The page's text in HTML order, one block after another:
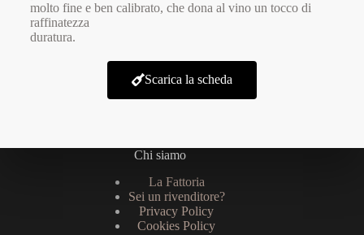
molto fine e ben calibrato, che dona al vino un tocco di
raffinatezza
duratura.
Scarica la scheda
Chi siamo
La Fattoria
Sei un rivenditore?
Privacy Policy
Cookies Policy